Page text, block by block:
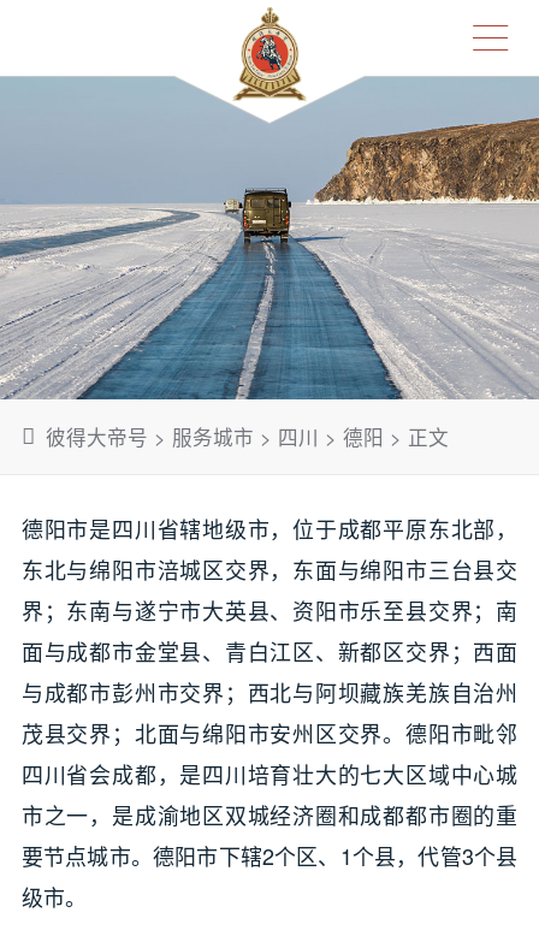
彼得大帝号 > 服务城市 > 四川 > 德阳 > 正文
德阳市是四川省辖地级市，位于成都平原东北部，
东北与绵阳市涪城区交界，东面与绵阳市三台县交
界；东南与遂宁市大英县、资阳市乐至县交界；南
面与成都市金堂县、青白江区、新都区交界；西面
与成都市彭州市交界；西北与阿坝藏族羌族自治州
茂县交界；北面与绵阳市安州区交界。德阳市毗邻
四川省会成都，是四川培育壮大的七大区域中心城
市之一，是成渝地区双城经济圈和成都都市圈的重
要节点城市。德阳市下辖2个区、1个县，代管3个县
级市。